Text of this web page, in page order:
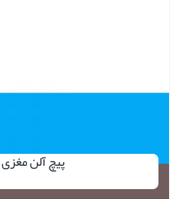
پیچ آلن مغزی